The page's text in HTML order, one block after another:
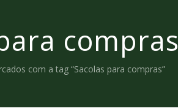
compras
com a tag “Sacolas para compras”